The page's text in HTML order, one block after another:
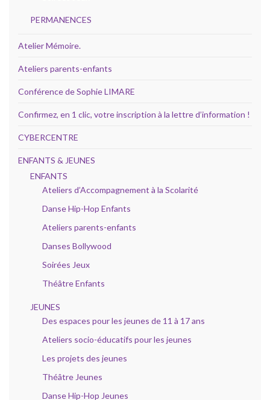
PERMANENCES
Atelier Mémoire.
Ateliers parents-enfants
Conférence de Sophie LIMARE
Confirmez, en 1 clic, votre inscription à la lettre d’information !
CYBERCENTRE
ENFANTS & JEUNES
ENFANTS
Ateliers d’Accompagnement à la Scolarité
Danse Hip-Hop Enfants
Ateliers parents-enfants
Danses Bollywood
Soirées Jeux
Théâtre Enfants
JEUNES
Des espaces pour les jeunes de 11 à 17 ans
Ateliers socio-éducatifs pour les jeunes
Les projets des jeunes
Théâtre Jeunes
Danse Hip-Hop Jeunes